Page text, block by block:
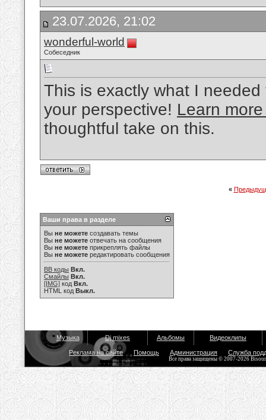
23.07.2026, 21:02
wonderful-world
Собеседник
This is exactly what I
your perspective! Learn
thoughtful take on this.
«
Ваши права в разделе
Вы не можете создавать темы
Вы не можете отвечать на сообщения
Вы не можете прикреплять файлы
Вы не можете редактировать сообщения
BB коды Вкл.
Смайлы Вкл.
[IMG] код Вкл.
HTML код Выкл.
Музыка Dj mixes Альбомы Видеоклипы
Реклама на сайте Помощь Администрация Служба
Все права защищены © 2007-2026